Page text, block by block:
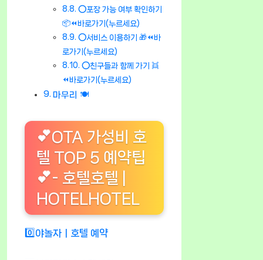
⭕포장 가능 여부 확인하기
📦⏪바로가기(누르세요)
⭕서비스 이용하기 🎁⏪바
로가기(누르세요)
⭕친구들과 함께 가기 👯
⏪바로가기(누르세요)
마무리 🍽️
💕OTA 가성비 호
텔 TOP 5 예약팁
💕- 호텔호텔 |
HOTELHOTEL
0️⃣야놀자ㅣ호텔 예약